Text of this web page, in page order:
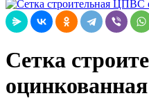
Сетка